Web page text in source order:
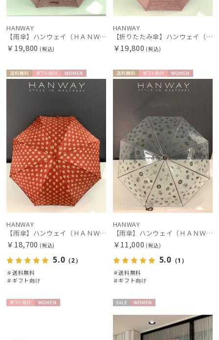
HANWAY
【雨傘】ハンウェイ（ＨＡＮＷＡＹ）Shining Words（シャイニング・ワーズ）
￥19,800 (税込)
HANWAY
【折りたたみ傘】ハンウェイ（ＨＡＮＷＡＹ）Shining Words（シャイニング・ワーズ）
￥19,800 (税込)
送料無 ギフト
向け
WOME
N
HANWAY
【雨傘】ハンウェイ（ＨＡＮＷＡＹ）Dieffe Kinloch（ディエッフェ・キンロック）コラボ Squirrel ao（スクアール・エーオー）
￥18,700 (税込)
5.0 （2）
＃送料無料
＃ギフト向け
送料無 ギフト
向け
WOME
N
HANWAY
【雨傘】ハンウェイ（ＨＡＮＷＡＹ）Amuleto mexicano TP（アムレット・メヒカーノ・TP）
￥11,000 (税込)
5.0 （1）
＃送料無料
＃ギフト向け